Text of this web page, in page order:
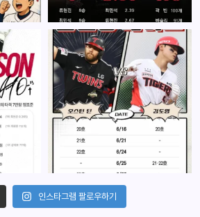
인스타그램 팔로우하기